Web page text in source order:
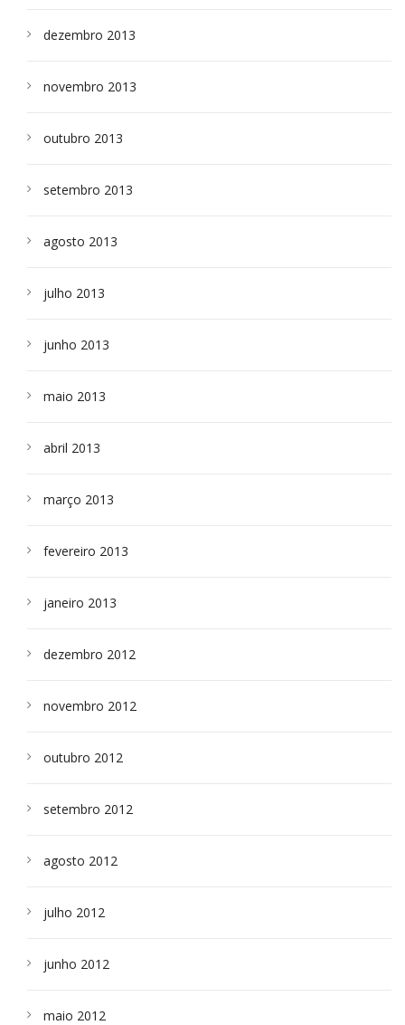
dezembro 2013
novembro 2013
outubro 2013
setembro 2013
agosto 2013
julho 2013
junho 2013
maio 2013
abril 2013
março 2013
fevereiro 2013
janeiro 2013
dezembro 2012
novembro 2012
outubro 2012
setembro 2012
agosto 2012
julho 2012
junho 2012
maio 2012